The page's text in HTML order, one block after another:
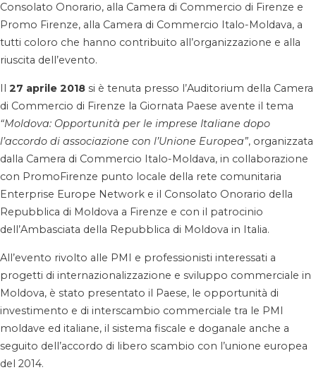
Consolato Onorario, alla Camera di Commercio di Firenze e
Promo Firenze, alla Camera di Commercio Italo-Moldava, a
tutti coloro che hanno contribuito all’organizzazione e alla
riuscita dell’evento.
Il 27 aprile 2018 si è tenuta presso l’Auditorium della Camera
di Commercio di Firenze la Giornata Paese avente il tema
“Moldova: Opportunità per le imprese Italiane dopo
l’accordo di associazione con l’Unione Europea”, organizzata
dalla Camera di Commercio Italo-Moldava, in collaborazione
con PromoFirenze punto locale della rete comunitaria
Enterprise Europe Network e il Consolato Onorario della
Repubblica di Moldova a Firenze e con il patrocinio
dell’Ambasciata della Repubblica di Moldova in Italia.
All’evento rivolto alle PMI e professionisti interessati a
progetti di internazionalizzazione e sviluppo commerciale in
Moldova, è stato presentato il Paese, le opportunità di
investimento e di interscambio commerciale tra le PMI
moldave ed italiane, il sistema fiscale e doganale anche a
seguito dell’accordo di libero scambio con l’unione europea
del 2014.